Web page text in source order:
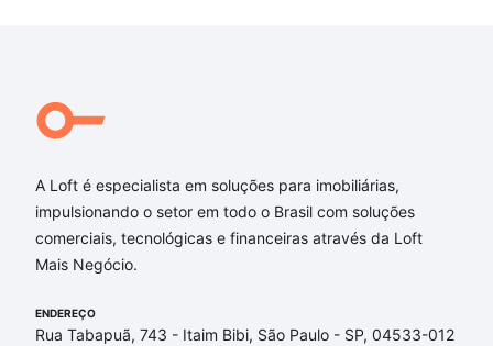
A Loft é especialista em soluções para imobiliárias,
impulsionando o setor em todo o Brasil com soluções
comerciais, tecnológicas e financeiras através da Loft
Mais Negócio.
ENDEREÇO
Rua Tabapuã, 743 - Itaim Bibi, São Paulo - SP, 04533-012